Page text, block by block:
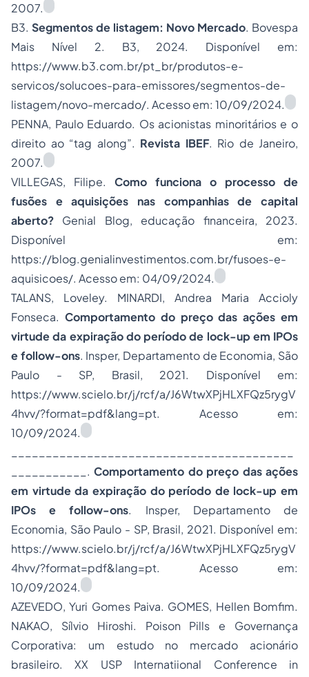
2007.
B3. Segmentos de listagem: Novo Mercado. Bovespa
Mais Nível 2. B3, 2024. Disponível em:
https://www.b3.com.br/pt_br/produtos-e-
servicos/solucoes-para-emissores/segmentos-de-
listagem/novo-mercado/. Acesso em: 10/09/2024.
PENNA, Paulo Eduardo. Os acionistas minoritários e o
direito ao “tag along”. Revista IBEF. Rio de Janeiro,
2007.
VILLEGAS, Filipe. Como funciona o processo de
fusões e aquisições nas companhias de capital
aberto? Genial Blog, educação financeira, 2023.
Disponível em:
https://blog.genialinvestimentos.com.br/fusoes-e-
aquisicoes/. Acesso em: 04/09/2024.
TALANS, Loveley. MINARDI, Andrea Maria Accioly
Fonseca. Comportamento do preço das ações em
virtude da expiração do período de lock-up em IPOs
efollow-ons. Insper, Departamento de Economia, São
Paulo - SP, Brasil, 2021. Disponível em:
https://www.scielo.br/j/rcf/a/J6WtwXPjHLXFQz5rygV
4hvv/?format=pdf&lang=pt. Acesso em:
10/09/2024.
___________.Comportamento do preço das ações
em virtude da expiração do período de lock-up em
IPOs efollow-ons. Insper, Departamento de
Economia, São Paulo - SP, Brasil, 2021. Disponível em:
https://www.scielo.br/j/rcf/a/J6WtwXPjHLXFQz5rygV
4hvv/?format=pdf&lang=pt. Acesso em:
10/09/2024.
AZEVEDO, Yuri Gomes Paiva. GOMES, Hellen Bomfim.
NAKAO, Sílvio Hiroshi. Poison Pills e Governança
Corporativa: um estudo no mercado acionário
brasileiro. XX USP Internatiional Conference in